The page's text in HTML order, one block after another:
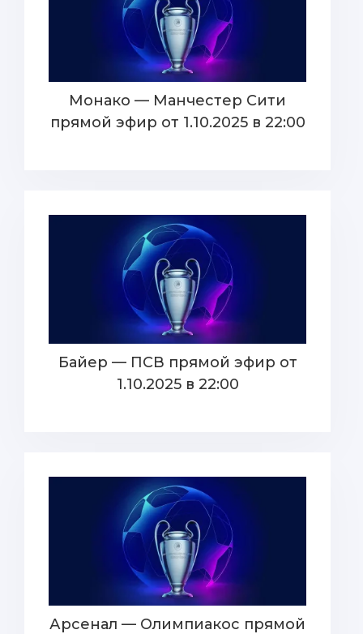
Монако — Манчестер Сити
прямой эфир от 1.10.2025 в 22:00
Байер — ПСВ прямой эфир от
1.10.2025 в 22:00
Арсенал — Олимпиакос прямой